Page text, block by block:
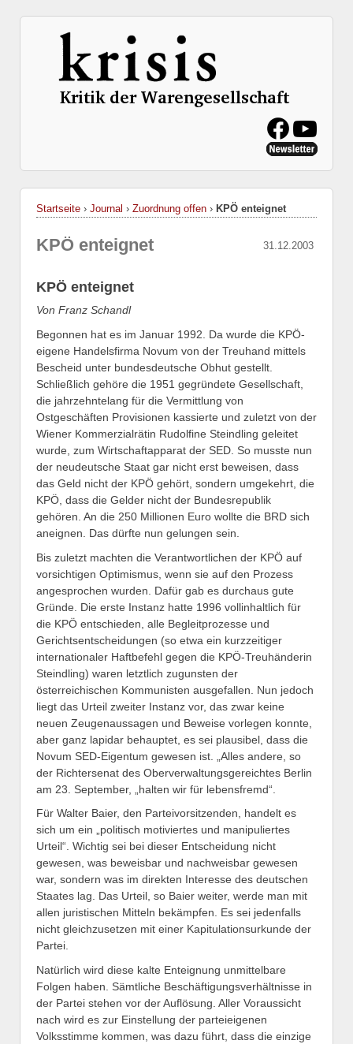
Startseite › Journal › Zuordnung offen › KPÖ enteignet
31.12.2003
KPÖ enteignet
KPÖ enteignet
Von Franz Schandl
Begonnen hat es im Januar 1992. Da wurde die KPÖ-
eigene Handelsfirma Novum von der Treuhand mittels
Bescheid unter bundesdeutsche Obhut gestellt.
Schließlich gehöre die 1951 gegründete Gesellschaft,
die jahrzehntelang für die Vermittlung von
Ostgeschäften Provisionen kassierte und zuletzt von der
Wiener Kommerzialrätin Rudolfine Steindling geleitet
wurde, zum Wirtschaftapparat der SED. So musste nun
der neudeutsche Staat gar nicht erst beweisen, dass
das Geld nicht der KPÖ gehört, sondern umgekehrt, die
KPÖ, dass die Gelder nicht der Bundesrepublik
gehören. An die 250 Millionen Euro wollte die BRD sich
aneignen. Das dürfte nun gelungen sein.
Bis zuletzt machten die Verantwortlichen der KPÖ auf
vorsichtigen Optimismus, wenn sie auf den Prozess
angesprochen wurden. Dafür gab es durchaus gute
Gründe. Die erste Instanz hatte 1996 vollinhaltlich für
die KPÖ entschieden, alle Begleitprozesse und
Gerichtsentscheidungen (so etwa ein kurzzeitiger
internationaler Haftbefehl gegen die KPÖ-Treuhänderin
Steindling) waren letztlich zugunsten der
österreichischen Kommunisten ausgefallen. Nun jedoch
liegt das Urteil zweiter Instanz vor, das zwar keine
neuen Zeugenaussagen und Beweise vorlegen konnte,
aber ganz lapidar behauptet, es sei plausibel, dass die
Novum SED-Eigentum gewesen ist. „Alles andere, so
der Richtersenat des Oberverwaltungsgereichtes Berlin
am 23. September, „halten wir für lebensfremd“.
Für Walter Baier, den Parteivorsitzenden, handelt es
sich um ein „politisch motiviertes und manipuliertes
Urteil“. Wichtig sei bei dieser Entscheidung nicht
gewesen, was beweisbar und nachweisbar gewesen
war, sondern was im direkten Interesse des deutschen
Staates lag. Das Urteil, so Baier weiter, werde man mit
allen juristischen Mitteln bekämpfen. Es sei jedenfalls
nicht gleichzusetzen mit einer Kapitulationsurkunde der
Partei.
Natürlich wird diese kalte Enteignung unmittelbare
Folgen haben. Sämtliche Beschäftigungsverhältnisse in
der Partei stehen vor der Auflösung. Aller Voraussicht
nach wird es zur Einstellung der parteieigenen
Volksstimme kommen, was dazu führt, dass die einzige